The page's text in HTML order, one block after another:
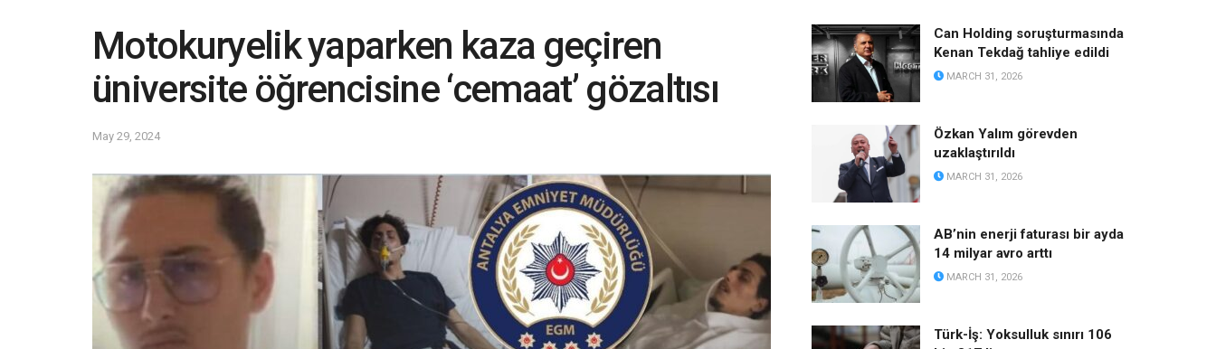
Motokuryelik yaparken kaza geçiren
üniversite öğrencisine ‘cemaat’ gözaltısı
May 29, 2024
Can Holding soruşturmasında
Kenan Tekdağ tahliye edildi
MARCH 31, 2026
Özkan Yalım görevden
uzaklaştırıldı
MARCH 31, 2026
AB’nin enerji faturası bir ayda
14 milyar avro arttı
MARCH 31, 2026
Türk-İş: Yoksulluk sınırı 106